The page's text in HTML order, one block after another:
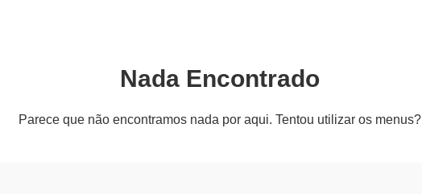
Nada Encontrado
Parece que não encontramos nada por aqui. Tentou utilizar os menus?